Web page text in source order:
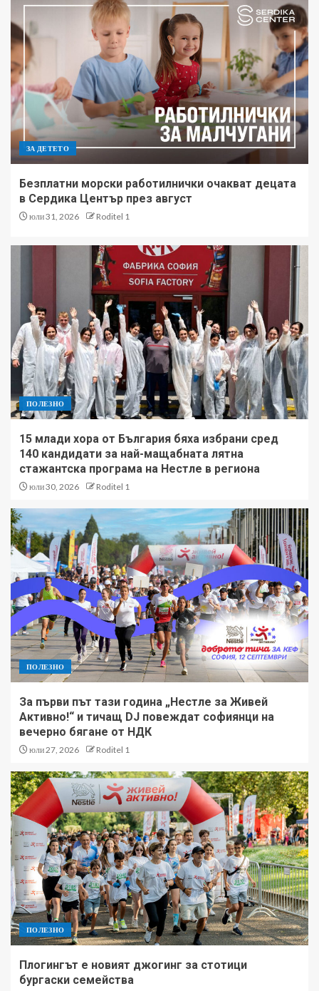
ЗА ДЕТЕТО
Безплатни морски работилнички очакват децата
в Сердика Център през август
юли 31, 2026 Roditel 1
ПОЛЕЗНО
15 млади хора от България бяха избрани сред
140 кандидати за най-мащабната лятна
стажантска програма на Нестле в региона
юли 30, 2026 Roditel 1
ПОЛЕЗНО
За първи път тази година „Нестле за Живей
Активно!“ и тичащ DJ повеждат софиянци на
вечерно бягане от НДК
юли 27, 2026 Roditel 1
ПОЛЕЗНО
Плогингът е новият джогинг за стотици
бургаски семейства